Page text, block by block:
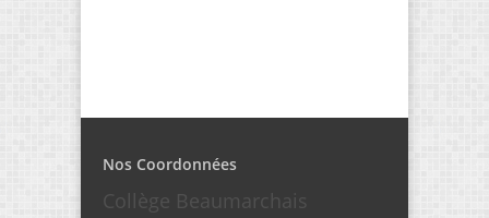
Nos Coordonnées
Collège Beaumarchais